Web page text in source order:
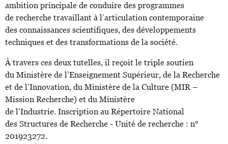
ambition principale de conduire des programmes
de recherche travaillant à l’articulation contemporaine
des connaissances scientifiques, des développements
techniques et des transformations de la société.
À travers ces deux tutelles, il reçoit le triple soutien
du Ministère de l’Enseignement Supérieur, de la Recherche
et de l’Innovation, du Ministère de la Culture (MIR –
Mission Recherche) et du Ministère
de l’Industrie. Inscription au Répertoire National
des Structures de Recherche - Unité de recherche : n°
201923272.